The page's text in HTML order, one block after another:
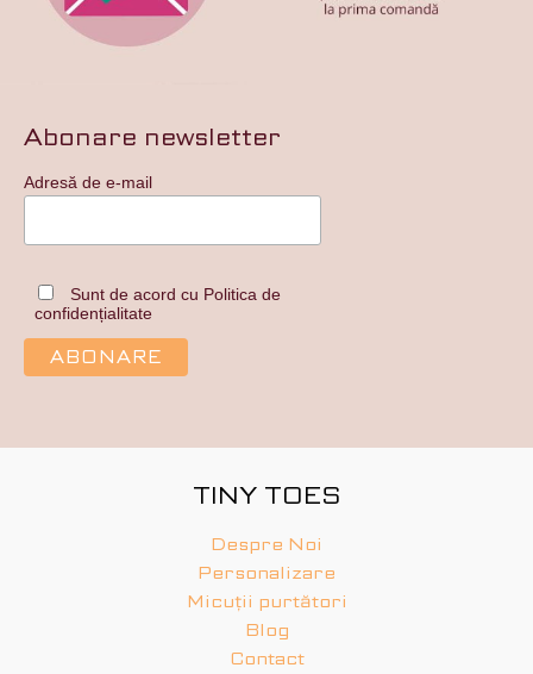
Abonare newsletter
Adresă de e-mail
Sunt de acord cu Politica de
confidențialitate
TINY TOES
Despre Noi
Personalizare
Micuții purtători
Blog
Contact